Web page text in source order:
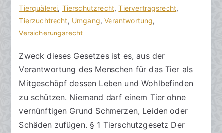
s
a
n
ä
l
t
e
e
n
t
i
c
h
t
Tierquälerei, Tierschutzrecht,Tiervertragsrecht,
Tierzuchtrecht, Umgang,Verantwortung,
Versicherungsrecht
r
e
zu
des
Tierschutzrechts
Zweck dieses Gesetzes ist es, aus der
Verantwortung des Menschen für das Tier als
Mitgeschöpf dessen Leben und Wohlbefinden
zu schützen. Niemand darf einem Tier ohne
vernünftigen Grund Schmerzen, Leiden oder
Schäden zufügen. § 1 Tierschutzgesetz Der